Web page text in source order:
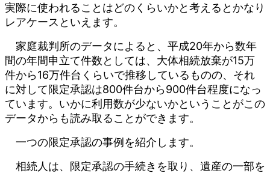
実際に使われることはどのくらいかと考えるとかなり
レアケースといえます。
家庭裁判所のデータによると、平成20年から数年
間の年間申立て件数としては、大体相続放棄が15万
件から16万件台くらいで推移しているものの、それ
に対して限定承認は800件台から900件台程度になっ
ています。いかに利用数が少ないかということがこの
データからも読み取ることができます。
一つの限定承認の事例を紹介します。
相続人は、限定承認の手続きを取り、遺産の一部を